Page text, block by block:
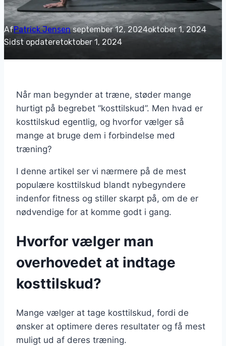
AfPatrick Jensen september 12, 2024oktober 1, 2024
Sidst opdateretoktober 1, 2024
Når man begynder at træne, støder mange
hurtigt på begrebet “kosttilskud”. Men hvad er
kosttilskud egentlig, og hvorfor vælger så
mange at bruge dem i forbindelse med
træning?
I denne artikel ser vi nærmere på de mest
populære kosttilskud blandt nybegyndere
indenfor fitness og stiller skarpt på, om de er
nødvendige for at komme godt i gang.
Hvorfor vælger man
overhovedet at indtage
kosttilskud?
Mange vælger at tage kosttilskud, fordi de
ønsker at optimere deres resultater og få mest
muligt ud af deres træning.